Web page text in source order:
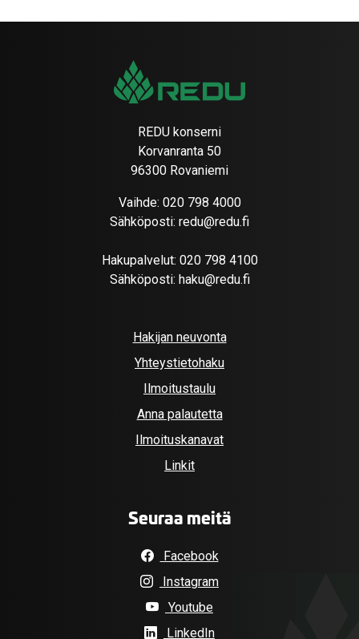
REDU konserni
Korvanranta 50
96300 Rovaniemi
Vaihde: 020 798 4000
Sähköposti: redu@redu.fi
Hakupalvelut: 020 798 4100
Sähköposti: haku@redu.fi
Hakijan neuvonta
Yhteystietohaku
Ilmoitustaulu
Anna palautetta
Ilmoituskanavat
Linkit
Seuraa meitä
Facebook
Instagram
Youtube
LinkedIn